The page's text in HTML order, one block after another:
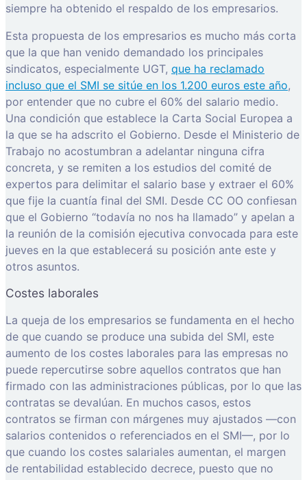
siempre ha obtenido el respaldo de los empresarios.
Esta propuesta de los empresarios es mucho más corta
que la que han venido demandado los principales
sindicatos, especialmente UGT, que ha reclamado
incluso que el SMI se sitúe en los 1.200 euros este año,
por entender que no cubre el 60% del salario medio.
Una condición que establece la Carta Social Europea a
la que se ha adscrito el Gobierno. Desde el Ministerio de
Trabajo no acostumbran a adelantar ninguna cifra
concreta, y se remiten a los estudios del comité de
expertos para delimitar el salario base y extraer el 60%
que fije la cuantía final del SMI. Desde CC OO confiesan
que el Gobierno “todavía no nos ha llamado” y apelan a
la reunión de la comisión ejecutiva convocada para este
jueves en la que establecerá su posición ante este y
otros asuntos.
Costes laborales
La queja de los empresarios se fundamenta en el hecho
de que cuando se produce una subida del SMI, este
aumento de los costes laborales para las empresas no
puede repercutirse sobre aquellos contratos que han
firmado con las administraciones públicas, por lo que las
contratas se devalúan. En muchos casos, estos
contratos se firman con márgenes muy ajustados —con
salarios contenidos o referenciados en el SMI—, por lo
que cuando los costes salariales aumentan, el margen
de rentabilidad establecido decrece, puesto que no